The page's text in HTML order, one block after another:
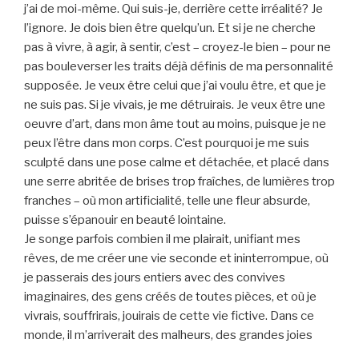
j’ai de moi-même. Qui suis-je, derrière cette irréalité? Je
l’ignore. Je dois bien être quelqu’un. Et si je ne cherche
pas à vivre, à agir, à sentir, c’est – croyez-le bien – pour ne
pas bouleverser les traits déjà définis de ma personnalité
supposée. Je veux être celui que j’ai voulu être, et que je
ne suis pas. Si je vivais, je me détruirais. Je veux être une
oeuvre d’art, dans mon âme tout au moins, puisque je ne
peux l’être dans mon corps. C’est pourquoi je me suis
sculpté dans une pose calme et détachée, et placé dans
une serre abritée de brises trop fraîches, de lumières trop
franches – où mon artificialité, telle une fleur absurde,
puisse s’épanouir en beauté lointaine.
Je songe parfois combien il me plairait, unifiant mes
rêves, de me créer une vie seconde et ininterrompue, où
je passerais des jours entiers avec des convives
imaginaires, des gens créés de toutes pièces, et où je
vivrais, souffrirais, jouirais de cette vie fictive. Dans ce
monde, il m’arriverait des malheurs, des grandes joies